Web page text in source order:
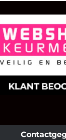
KLANT
We zijn er zeer
weten wat u als
onze